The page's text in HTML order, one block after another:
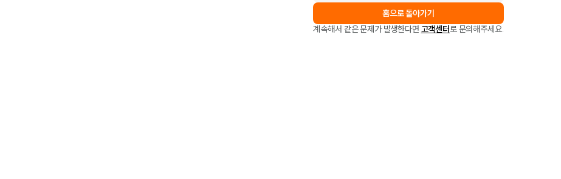
홈으로 돌아가기
계속해서 같은 문제가 발생한다면 고객센터로 문의해주세요.